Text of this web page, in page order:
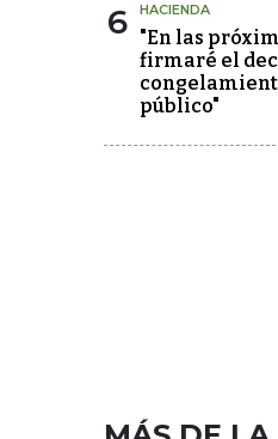
6 HACIENDA
"En las
firmaré el
público"